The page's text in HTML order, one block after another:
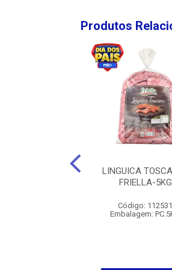
Produtos
LINGUICA
FRIELLA-5KG
Código: 112531
Embalagem: